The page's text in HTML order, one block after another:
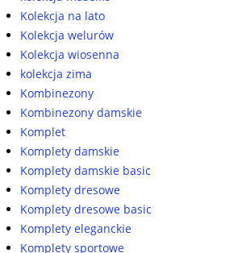
Kolekcja na lato
Kolekcja welurów
Kolekcja wiosenna
kolekcja zima
Kombinezony
Kombinezony damskie
Komplet
Komplety damskie
Komplety damskie basic
Komplety dresowe
Komplety dresowe basic
Komplety eleganckie
Komplety sportowe